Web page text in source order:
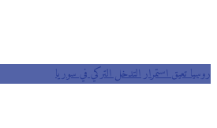
روسيا تعيق استمرار التدخل التركي في سوريا